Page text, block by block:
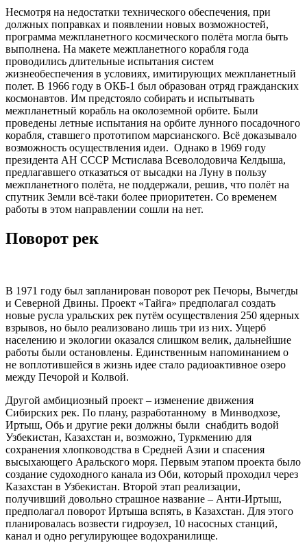
Несмотря на недостатки технического обеспечения, при
должных поправках и появлении новых возможностей,
программа межпланетного космического полёта могла быть
выполнена. На макете межпланетного корабля года
проводились длительные испытания систем
жизнеобеспечения в условиях, имитирующих межпланетный
полет. В 1966 году в ОКБ-1 был образован отряд гражданских
космонавтов. Им предстояло собирать и испытывать
межпланетный корабль на околоземной орбите. Были
проведены летные испытания на орбите лунного посадочного
корабля, ставшего прототипом марсианского. Всё доказывало
возможность осуществления идеи. Однако в 1969 году
президента АН СССР Мстислава Всеволодовича Келдыша,
предлагавшего отказаться от высадки на Луну в пользу
межпланетного полёта, не поддержали, решив, что полёт на
спутник Земли всё-таки более приоритетен. Со временем
работы в этом направлении сошли на нет.
Поворот рек
В 1971 году был запланирован поворот рек Печоры, Вычегды
и Северной Двины. Проект «Тайга» предполагал создать
новые русла уральских рек путём осуществления 250 ядерных
взрывов, но было реализовано лишь три из них. Ущерб
населению и экологии оказался слишком велик, дальнейшие
работы были остановлены. Единственным напоминанием о
не воплотившейся в жизнь идее стало радиоактивное озеро
между Печорой и Колвой.
Другой амбициозный проект – изменение движения
Сибирских рек. По плану, разработанному в Минводхозе,
Иртыш, Обь и другие реки должны были снабдить водой
Узбекистан, Казахстан и, возможно, Туркмению для
сохранения хлопководства в Средней Азии и спасения
высыхающего Аральского моря. Первым этапом проекта было
создание судоходного канала из Оби, который проходил через
Казахстан в Узбекистан. Второй этап реализации,
получивший довольно страшное название – Анти-Иртыш,
предполагал поворот Иртыша вспять, в Казахстан. Для этого
планировалась возвести гидроузел, 10 насосных станций,
канал и одно регулирующее водохранилище.